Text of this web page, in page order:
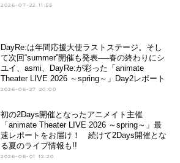
2026-07-22 11:55
DayRe:は年間応援大使ラストステージ。そし
て次回“summer”開催も発表──春の終わりにシ
ユイ、asmi、DayRe:が彩った「animate
Theater LIVE 2026 ～spring～」Day2レポート
2026-06-27 20:00
初の2Days開催となったアニメイト主催
「animate Theater LIVE 2026 ～spring～」最
速レポートをお届け！ 続けて2Days開催とな
る夏のライブ情報も!!
2026-06-01 12:20